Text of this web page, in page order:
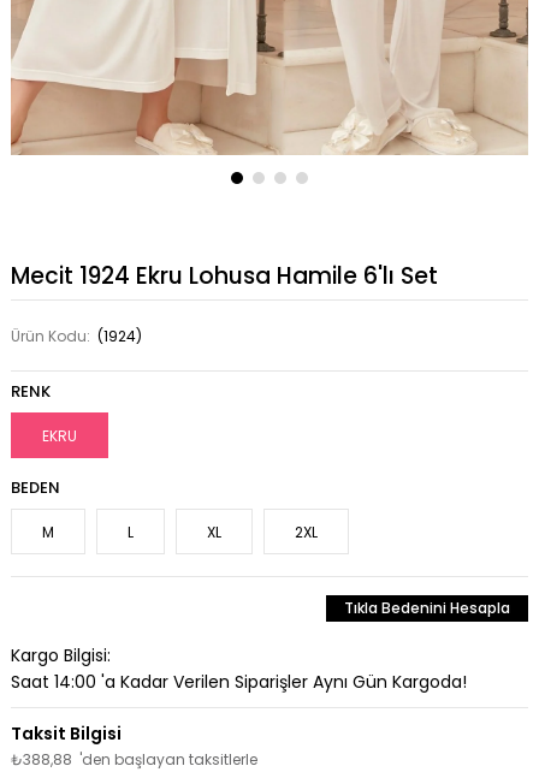
Mecit 1924 Ekru Lohusa Hamile 6'lı Set
Ürün Kodu: (1924)
RENK
EKRU
BEDEN
M L XL 2XL
Tıkla Bedenini Hesapla
Kargo Bilgisi:
Saat 14:00 'a Kadar Verilen Siparişler Aynı Gün Kargoda!
₺388,88 'den başlayan taksitlerle